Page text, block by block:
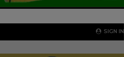
SIGN IN